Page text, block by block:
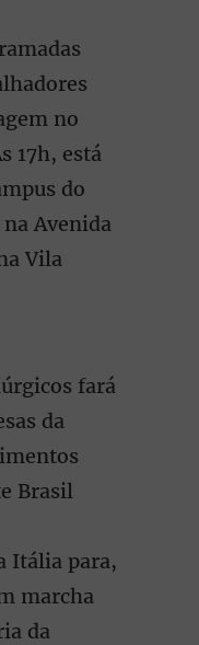
no
17h, está
do
Avenida
Vila
fará
da
Brasil
Itália para,
marcha
da